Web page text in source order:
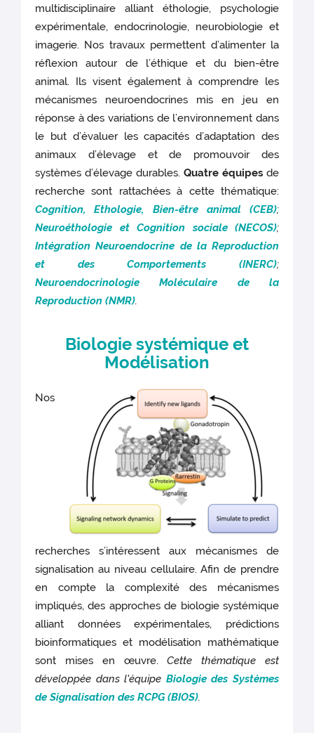
multidisciplinaire alliant éthologie, psychologie
expérimentale, endocrinologie, neurobiologie et
imagerie. Nos travaux permettent d’alimenter la
réflexion autour de l’éthique et du bien-être
animal. Ils visent également à comprendre les
mécanismes neuroendocrines mis en jeu en
réponse à des variations de l’environnement dans
le but d’évaluer les capacités d’adaptation des
animaux d’élevage et de promouvoir des
systèmes d’élevage durables. Quatre équipes de
recherche sont rattachées à cette thématique:
Cognition, Ethologie, Bien-être animal (CEB);
Neuroéthologie et Cognition sociale (NECOS);
Intégration Neuroendocrine de la Reproduction
et des Comportements (INERC);
Neuroendocrinologie Moléculaire de la
Reproduction (NMR).
Biologie systémique et
Modélisation
Nos
recherches s’intéressent aux mécanismes de
signalisation au niveau cellulaire. Afin de prendre
en compte la complexité des mécanismes
impliqués, des approches de biologie systémique
alliant données expérimentales, prédictions
bioinformatiques et modélisation mathématique
sont mises en œuvre.Cette thématique est
développée dans l'équipe Biologie des Systèmes
de Signalisation des RCPG (BIOS).